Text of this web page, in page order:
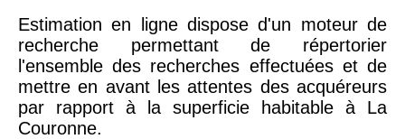
Estimation en ligne dispose d'un moteur de
recherche permettant de répertorier
l'ensemble des recherches effectuées et de
mettre en avant les attentes des acquéreurs
par rapport à la superficie habitable à La
Couronne.